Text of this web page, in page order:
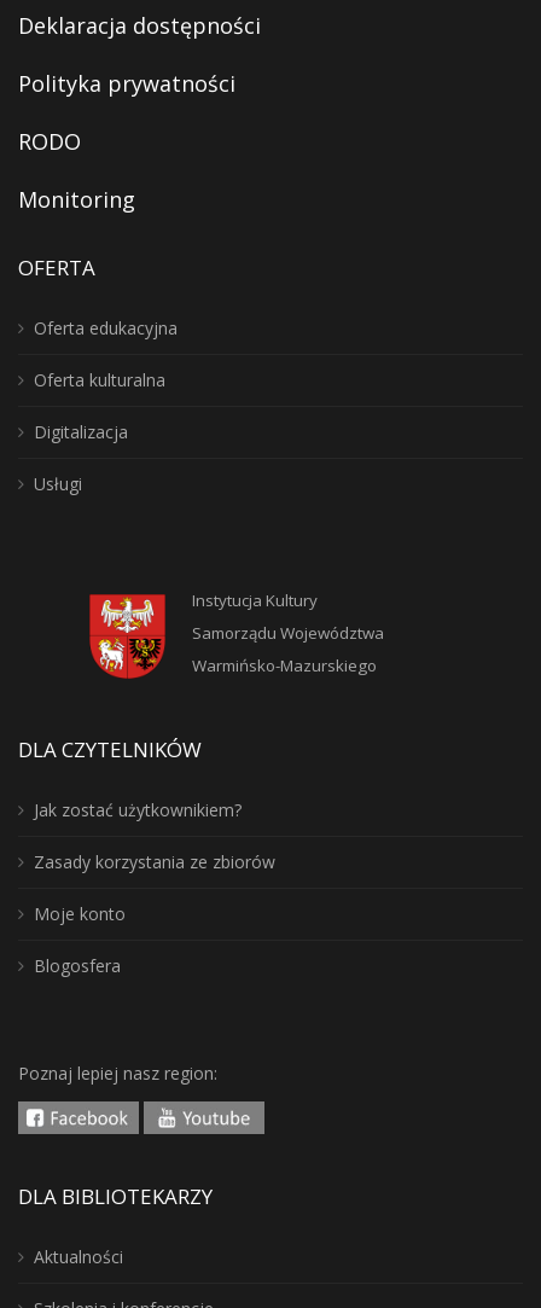
Deklaracja dostępności
Polityka prywatności
RODO
Monitoring
OFERTA
Oferta edukacyjna
Oferta kulturalna
Digitalizacja
Usługi
Instytucja Kultury
Samorządu Województwa
Warmińsko-Mazurskiego
DLA CZYTELNIKÓW
Jak zostać użytkownikiem?
Zasady korzystania ze zbiorów
Moje konto
Blogosfera
Poznaj lepiej nasz region:
DLA BIBLIOTEKARZY
Aktualności